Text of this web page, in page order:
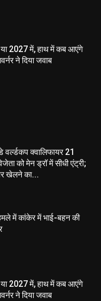
2027 में, हाथ में कब आएंगे
ने दिया जवाब
क्वालिफायर 21
को मेन ड्रॉ में सीधी एंट्री;
खेलने का...
में कांकेर में भाई-बहन की
2027 में, हाथ में कब आएंगे
ने दिया जवाब